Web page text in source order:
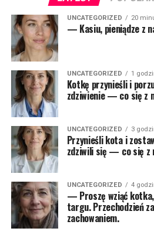
UNCATEGORIZED 20
— Kasiu, pieniądze z
UNCATEGORIZED 1
Kotkę przynieśli i
zdziwienie — co się z
UNCATEGORIZED 3
Przynieśli kota i
zdziwili się — co się z
UNCATEGORIZED 4
— Proszę wziąć
targu. Przechodzień
zachowaniem.